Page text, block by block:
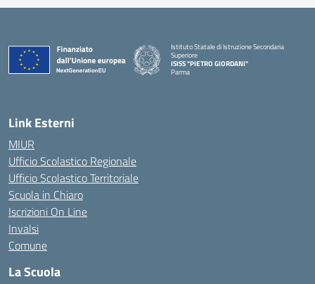
Istituto Statale di Istruzione Secondaria
Superiore
ISISS "PIETRO GIORDANI"
Parma
Link Esterni
MIUR
Ufficio Scolastico Regionale
Ufficio Scolastico Territoriale
Scuola in Chiaro
Iscrizioni On Line
Invalsi
Comune
La Scuola